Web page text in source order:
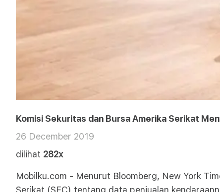
Komisi Sekuritas dan Bursa Amerika Serikat
26 December 2019
dilihat 282x
Mobilku.com - Menurut Bloomberg, New York
Serikat (SEC) tentang data penjualan